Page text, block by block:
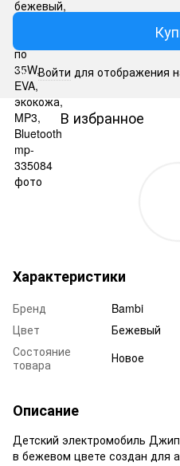
% Войти для отображения
В избранное
Характеристики
Бренд
Bambi
Цвет
Бежевый
Состояние
товара
Новое
Описание
Детский электромобиль Джип
в бежевом цвете создан для